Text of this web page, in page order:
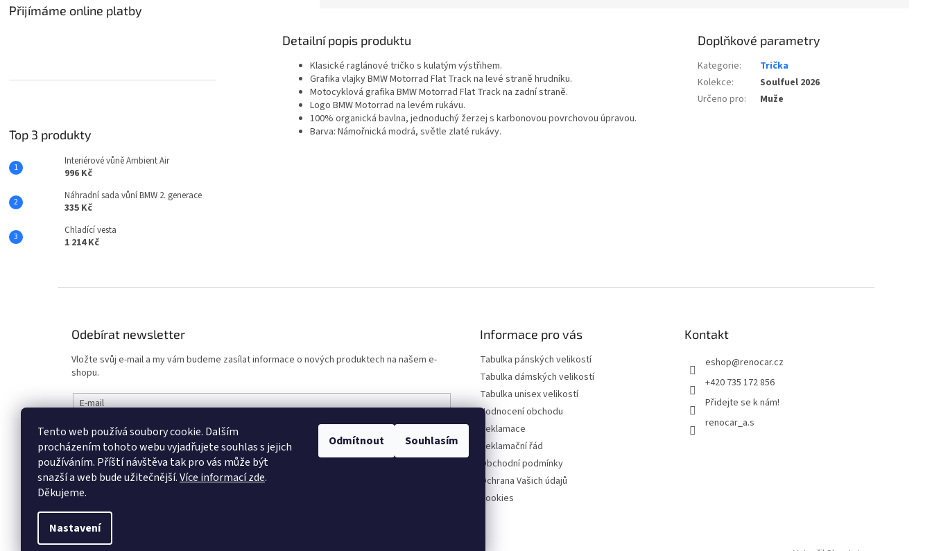
Tento web používá soubory cookie. Dalším
procházením tohoto webu vyjadřujete souhlas s jejich
používáním. Příští návštěva tak pro vás může být
snazší a web bude užitečnější.Více informací zde.
Děkujeme.
Nastavení
Odmítnout Souhlasím
Přijímáme online platby
Top 3 produkty
Interiérové vůně Ambient Air
996 Kč
Náhradní sada vůní BMW 2. generace
335 Kč
Chladící vesta
1 214 Kč
Detailní popis produktu
Klasické raglánové tričko s kulatým výstřihem.
Grafika vlajky BMW Motorrad Flat Track na levé straně hrudníku.
Motocyklová grafika BMW Motorrad Flat Track na zadní straně.
Logo BMW Motorrad na levém rukávu.
100% organická bavlna, jednoduchý žerzej s karbonovou povrchovou úpravou.
Barva: Námořnická modrá, světle zlaté rukávy.
Doplňkové parametry
Kategorie:
Trička
Kolekce:
Soulfuel 2026
Určeno pro: Muže
Odebírat newsletter
Vložte svůj e-mail a my vám budeme zasílat informace o nových produktech na našem e-
shopu.
E-mail
Vložením e-mailu souhlasíte s podmínkami ochrany osobních údajů
PŘIHLÁSIT SE
Informace pro vás
Tabulka pánských velikostí
Tabulka dámských velikostí
Tabulka unisex velikostí
Hodnocení obchodu
Reklamace
Reklamační řád
Obchodní podmínky
Ochrana Vašich údajů
Cookies
Kontakt
eshop@renocar.cz
+420 735 172 856
Přidejte se k nám!
renocar_a.s